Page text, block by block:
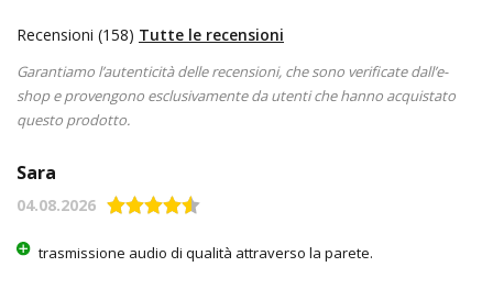
Recensioni (158) Tutte le recensioni
Garantiamo l’autenticità delle recensioni, che sono verificate dall’e-
shop e provengono esclusivamente da utenti che hanno acquistato
questo prodotto.
Sara
04.08.2026
trasmissione audio di qualità attraverso la parete.